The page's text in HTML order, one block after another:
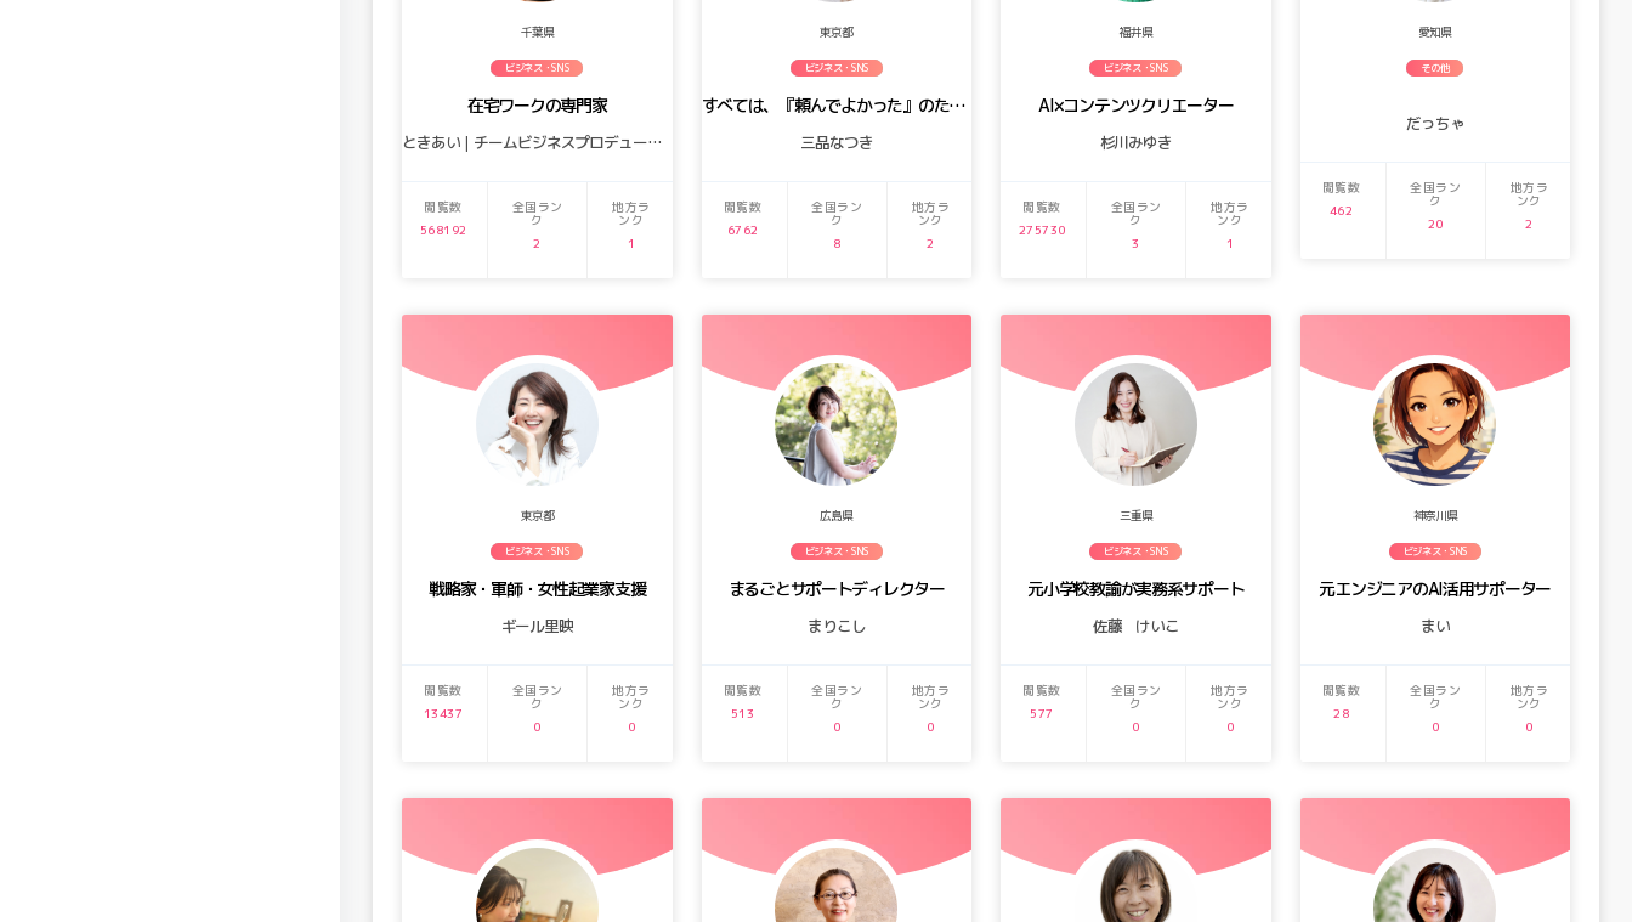
千葉県
ビジネス・SNS
在宅ワークの専門家
ときあい｜チームビジネスプロデューサー
閲覧数
568192
全国ラン
ク
2
地方ラ
ンク
1
東京都
ビジネス・SNS
すべては、『頼んでよかった』のために
三品なつき
閲覧数
6762
全国ラン
ク
8
地方ラ
ンク
2
福井県
ビジネス・SNS
AI×コンテンツクリエーター
杉川みゆき
閲覧数
275730
全国ラン
ク
3
地方ラ
ンク
1
愛知県
その他
だっちゃ
閲覧数
462
全国ラン
ク
20
地方ラ
ンク
2
東京都
ビジネス・SNS
戦略家・軍師・女性起業家支援
ギール里映
閲覧数
13437
全国ラン
ク
0
地方ラ
ンク
0
広島県
ビジネス・SNS
まるごとサポートディレクター
まりこし
閲覧数
513
全国ラン
ク
0
地方ラ
ンク
0
三重県
ビジネス・SNS
元小学校教諭が実務系サポート
佐藤 けいこ
閲覧数
577
全国ラン
ク
0
地方ラ
ンク
0
神奈川県
ビジネス・SNS
元エンジニアのAI活用サポーター
まい
閲覧数
28
全国ラン
ク
0
地方ラ
ンク
0